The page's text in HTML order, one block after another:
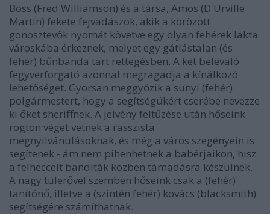
Boss (Fred Williamson) és a társa, Amos (D'Urville
Martin) fekete fejvadászok, akik a körözött
gonosztevők nyomát követve egy olyan fehérek lakta
városkába érkeznek, melyet egy gátlástalan (és
fehér) bűnbanda tart rettegésben. A két belevaló
fegyverforgató azonnal megragadja a kínálkozó
lehetőséget. Gyorsan meggyőzik a sunyi (fehér)
polgármestert, hogy a segítségükért cserébe nevezze
ki őket sheriffnek. A jelvény feltűzése után hőseink
rögtön véget vetnek a rasszista
megnyilvánulásoknak, és még a város szegényein is
segítenek - ám nem pihenhetnek a babérjaikon, hisz
a felheccelt banditák közben támadásra készülnek.
A nagy túlerővel szemben hőseink csak a (fehér)
tanítónő, illetve a (szintén fehér) kovács (blacksmith)
segítségére számíthatnak.